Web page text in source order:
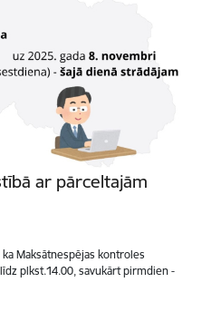
ar pārceltajām
Maksātnespējas kontroles
plkst.14.00, savukārt pirmdien -